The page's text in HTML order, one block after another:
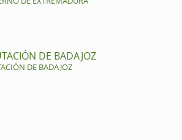
DE BADAJOZ
DE BADAJOZ